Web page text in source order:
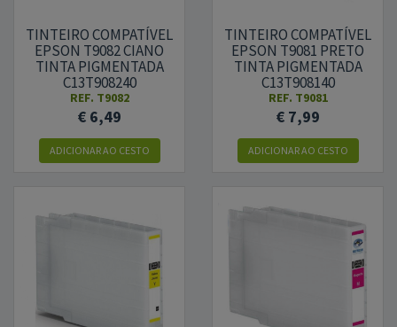
TINTEIRO COMPATÍVEL
EPSON T9082 CIANO
TINTA PIGMENTADA
C13T908240
REF. T9082
€ 6,49
ADICIONARAO CESTO
TINTEIRO COMPATÍVEL
EPSON T9081 PRETO
TINTA PIGMENTADA
C13T908140
REF. T9081
€ 7,99
ADICIONARAO CESTO